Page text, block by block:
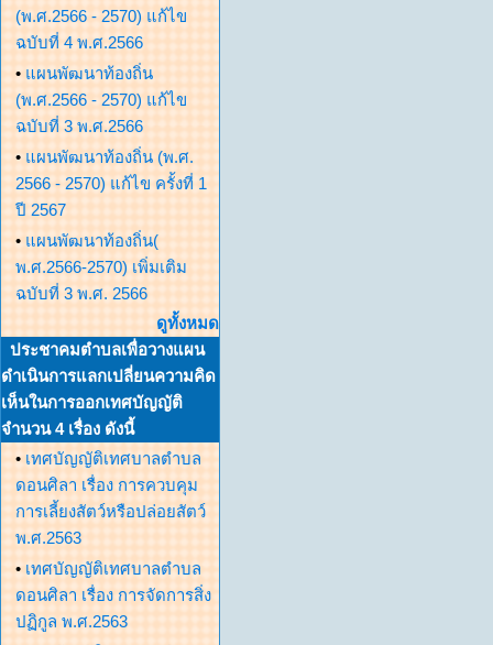
(พ.ศ.2566 - 2570) แก้ไข
ฉบับที่ 4 พ.ศ.2566
• แผนพัฒนาท้องถิ่น
(พ.ศ.2566 - 2570) แก้ไข
ฉบับที่ 3 พ.ศ.2566
• แผนพัฒนาท้องถิ่น (พ.ศ.
2566 - 2570) แก้ไข ครั้งที่ 1
ปี 2567
• แผนพัฒนาท้องถิ่น(
พ.ศ.2566-2570) เพิ่มเติม
ฉบับที่ 3 พ.ศ. 2566
ดูทั้งหมด
ประชาคมตำบลเพื่อวางแผน
ดำเนินการแลกเปลี่ยนความคิด
เห็นในการออกเทศบัญญัติ
จำนวน 4 เรื่อง ดังนี้
• เทศบัญญัติเทศบาลตำบล
ดอนศิลา เรื่อง การควบคุม
การเลี้ยงสัตว์หรือปล่อยสัตว์
พ.ศ.2563
• เทศบัญญัติเทศบาลตำบล
ดอนศิลา เรื่อง การจัดการสิ่ง
ปฏิกูล พ.ศ.2563